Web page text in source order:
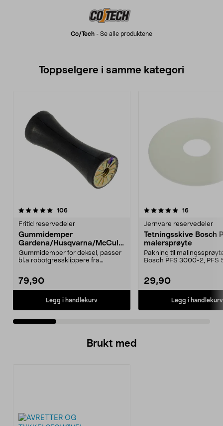
Co/tech - Se alle produktene
Toppselgere i samme kategori
106anmeldelser
Fritid reservedeler
Gummidemper
Gardena/Husqvarna/McCullo
ch/Flymo
Gummidemper for deksel, passer
bl.a robotgressklippere fra
79,90
Legg i handlekurv
5.0 av 5 stjerner 16anmeldelser
Jernvare reservedeler
Tetningsskive Bosch
malersprøyte
Pakning til
Bosch PFS 3000-2, PFS
29,90
Legg i handlekurv
4.5 av 5 stjerner
Brukt med